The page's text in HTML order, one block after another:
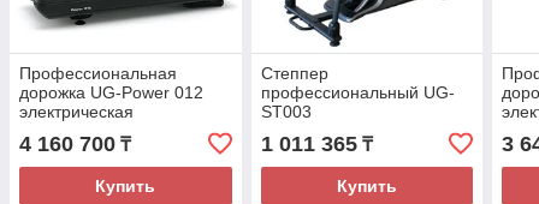
Профессиональная
дорожка UG-Power 012
электрическая
4 160 700 ₸
Купить
Степпер
профессиональный UG-
ST003
1 011 365₸
Купить
3